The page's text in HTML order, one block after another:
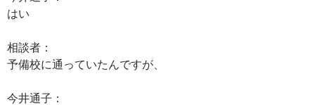
はい
相談者：
予備校に通っていたんですが、
今井通子：